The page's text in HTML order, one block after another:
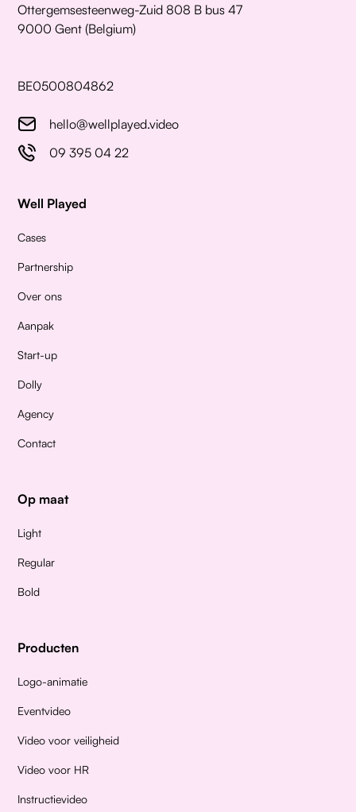
Ottergemsesteenweg-Zuid 808 B bus 47
9000 Gent (Belgium)
BE0500804862
hello@wellplayed.video
09 395 04 22
Well Played
Cases
Partnership
Over ons
Aanpak
Start-up
Dolly
Agency
Contact
Op maat
Light
Regular
Bold
Producten
Logo-animatie
Eventvideo
Video voor veiligheid
Video voor HR
Instructievideo